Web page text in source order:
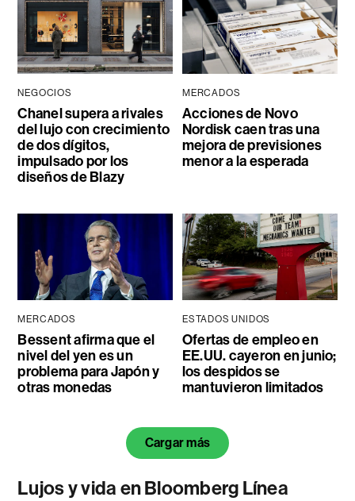
NEGOCIOS
Chanel supera a rivales
del lujo con crecimiento
de dos dígitos,
impulsado por los
diseños de Blazy
MERCADOS
Acciones de Novo
Nordisk caen tras una
mejora de previsiones
menor a la esperada
MERCADOS
Bessent afirma que el
nivel del yen es un
problema para Japón y
otras monedas
ESTADOS UNIDOS
Ofertas de empleo en
EE.UU. cayeron en junio;
los despidos se
mantuvieron limitados
Cargar más
Lujos y vida en Bloomberg Línea